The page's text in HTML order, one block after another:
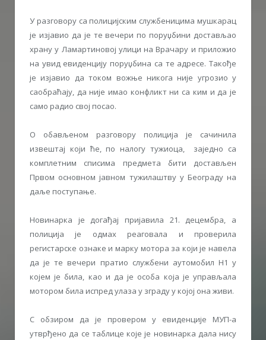
У разговору са полицијским службеницима мушкарац
је изјавио да је те вечери по поруџбини достављао
храну у Ламартиновој улици на Врачару и приложио
на увид евиденцију поруџбина са те адресе. Такође
је изјавио да током вожње никога није угрозио у
саобраћају, да није имао конфликт ни са ким и да је
само радио свој посао.
О обављеном разговору полиција је сачинила
извештај који ће, по налогу тужиоца, заједно са
комплетним списима предмета бити достављен
Првом основном јавном тужилаштву у Београду на
даље поступање.
Новинарка је догађај пријавила 21. децембра, а
полиција је одмах реаговала и проверила
регистарске ознаке и марку мотора за који је навела
да је те вечери пратио службени аутомобил Н1 у
којем је била, као и да је особа која је управљала
мотором била испред улаза у зграду у којој она живи.
С обзиром да је провером у евиденције МУП-а
утврђено да се таблице које је новинарка дала нису